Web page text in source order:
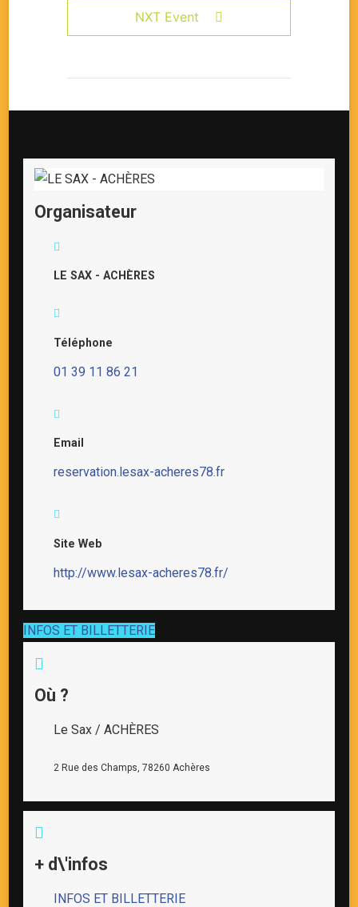
NXT Event
Organisateur
LE SAX - ACHÈRES
Téléphone
01 39 11 86 21
Email
reservation.lesax-acheres78.fr
Site Web
http://www.lesax-acheres78.fr/
INFOS ET BILLETTERIE
Où ?
Le Sax / ACHÈRES
2 Rue des Champs, 78260 Achères
+ d\'infos
INFOS ET BILLETTERIE